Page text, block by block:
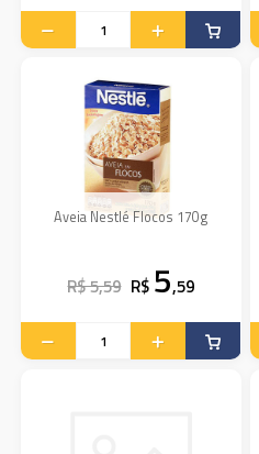
Aveia Nestlé Flocos 170g
R$ 5,59 R$ 5,59